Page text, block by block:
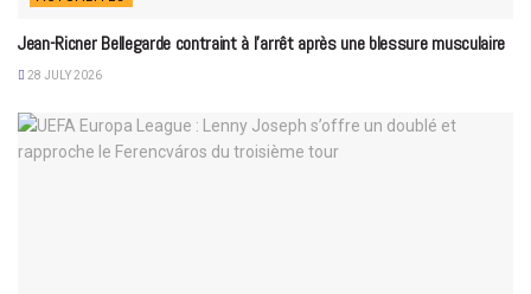
Jean-Ricner Bellegarde contraint à l’arrêt après une blessure musculaire
28 JULY 2026